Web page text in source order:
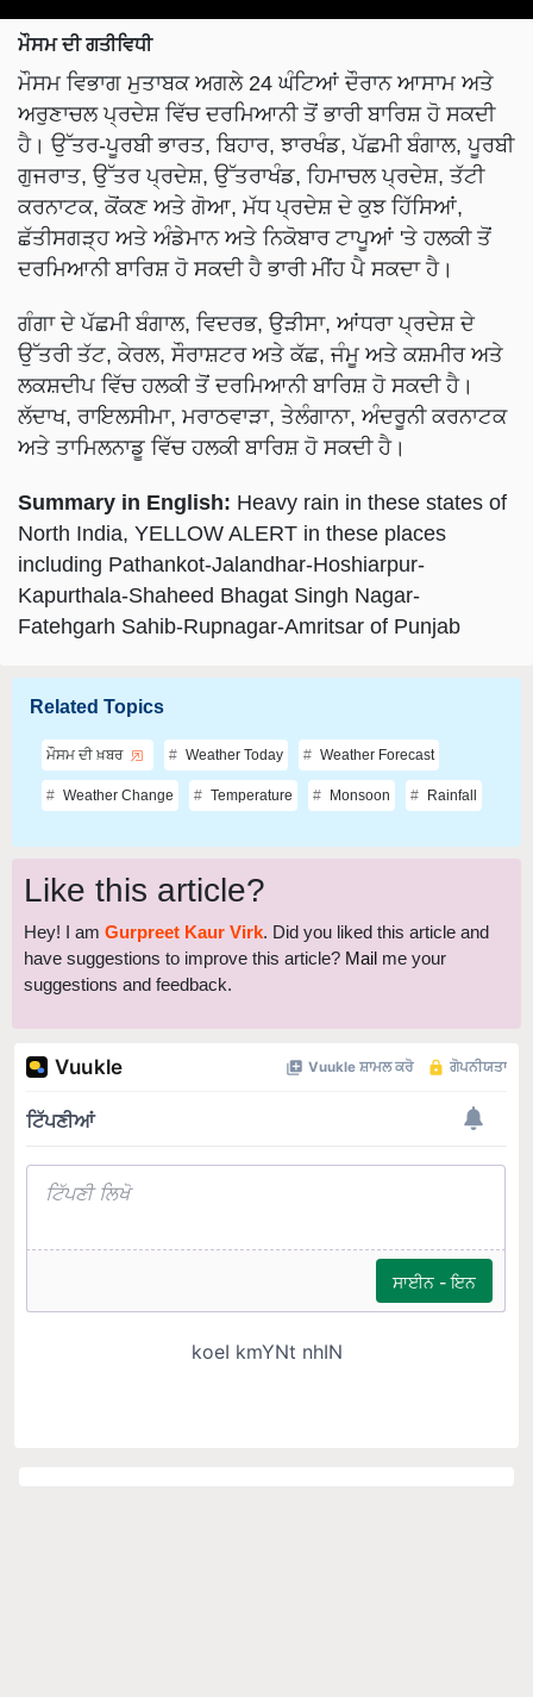
ਮੌਸਮ ਵਿਭਾਗ ਮੁਤਾਬਕ ਅਗਲੇ 24 ਘੰਟਿਆਂ ਦੌਰਾਨ ਆਸਾਮ ਅਤੇ
ਅਰੁਣਾਚਲ ਪ੍ਰਦੇਸ਼ ਵਿੱਚ ਦਰਮਿਆਨੀ ਤੋਂ ਭਾਰੀ ਬਾਰਿਸ਼ ਹੋ ਸਕਦੀ
ਹੈ। ਉੱਤਰ-ਪੂਰਬੀ ਭਾਰਤ, ਬਿਹਾਰ, ਝਾਰਖੰਡ, ਪੱਛਮੀ ਬੰਗਾਲ, ਪੂਰਬੀ
ਗੁਜਰਾਤ, ਉੱਤਰ ਪ੍ਰਦੇਸ਼, ਉੱਤਰਾਖੰਡ, ਹਿਮਾਚਲ ਪ੍ਰਦੇਸ਼, ਤੱਟੀ
ਕਰਨਾਟਕ, ਕੋਂਕਣ ਅਤੇ ਗੋਆ, ਮੱਧ ਪ੍ਰਦੇਸ਼ ਦੇ ਕੁਝ ਹਿੱਸਿਆਂ,
ਛੱਤੀਸਗੜ੍ਹ ਅਤੇ ਅੰਡੇਮਾਨ ਅਤੇ ਨਿਕੋਬਾਰ ਟਾਪੂਆਂ 'ਤੇ ਹਲਕੀ ਤੋਂ
ਦਰਮਿਆਨੀ ਬਾਰਿਸ਼ ਹੋ ਸਕਦੀ ਹੈ ਭਾਰੀ ਮੀਂਹ ਪੈ ਸਕਦਾ ਹੈ।
ਉੱਤਰੀ ਤੱਟ, ਕੇਰਲ, ਸੌਰਾਸ਼ਟਰ ਅਤੇ ਕੱਛ, ਜੰਮੂ ਅਤੇ ਕਸ਼ਮੀਰ ਅਤੇ
ਲਕਸ਼ਦੀਪ ਵਿੱਚ ਹਲਕੀ ਤੋਂ ਦਰਮਿਆਨੀ ਬਾਰਿਸ਼ ਹੋ ਸਕਦੀ ਹੈ।
ਲੱਦਾਖ, ਰਾਇਲਸੀਮਾ, ਮਰਾਠਵਾੜਾ, ਤੇਲੰਗਾਨਾ, ਅੰਦਰੂਨੀ ਕਰਨਾਟਕ
ਅਤੇ ਤਾਮਿਲਨਾਡੂ ਵਿੱਚ ਹਲਕੀ ਬਾਰਿਸ਼ ਹੋ ਸਕਦੀ ਹੈ।
Summary in English:
North India, YELLOW ALERT in these places
including Pathankot-Jalandhar-Hoshiarpur-
Kapurthala-Shaheed Bhagat Singh Nagar-
Fatehgarh Sahib-Rupnagar-Amritsar of Punjab
ਮੌਸਮ ਦੀ ਖ਼ਬਰ
Weather Change Temperature Monsoon Rainfall
Like this article?
Hey! I am Gurpreet Kaur Virk
have suggestions to improve this article?Mail me your
suggestions and feedback.